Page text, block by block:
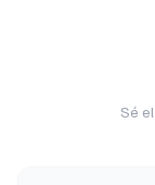
Sé